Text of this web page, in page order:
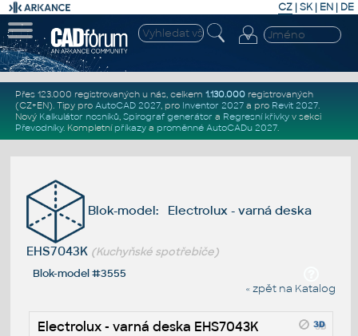
CZ | SK| EN | DE
Přes 123.000 registrovaných u nás, celkem 1.130.000registrovaných
(CZ+EN). Tipy pro AutoCAD 2027, pro Inventor 2027a pro Revit 2027.
Nový Kalkulátor nosníků, Spirograf generátor a Regresní křivkyv sekci
Převodníky. Kompletní příkazya proměnné AutoCADu 2027.
Blok-model: Electrolux - varná deska
EHS7043K (Kuchyňské spotřebiče)
Blok-model #3555
« zpět na Katalog
Electrolux - varná deska EHS7043K